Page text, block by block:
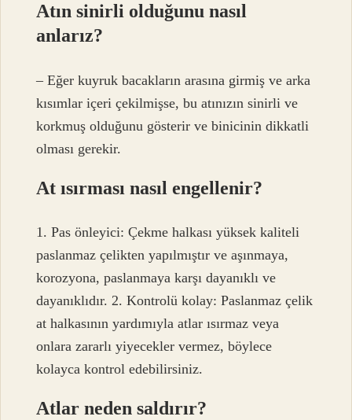
Atın sinirli olduğunu nasıl
anlarız?
– Eğer kuyruk bacakların arasına girmiş ve arka
kısımlar içeri çekilmişse, bu atınızın sinirli ve
korkmuş olduğunu gösterir ve binicinin dikkatli
olması gerekir.
At ısırması nasıl engellenir?
1. Pas önleyici: Çekme halkası yüksek kaliteli
paslanmaz çelikten yapılmıştır ve aşınmaya,
korozyona, paslanmaya karşı dayanıklı ve
dayanıklıdır. 2. Kontrolü kolay: Paslanmaz çelik
at halkasının yardımıyla atlar ısırmaz veya
onlara zararlı yiyecekler vermez, böylece
kolayca kontrol edebilirsiniz.
Atlar neden saldırır?